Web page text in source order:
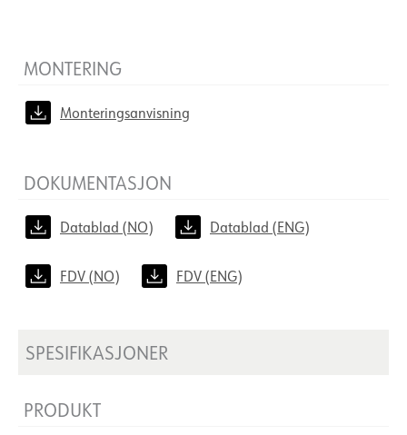
MONTERING
Monteringsanvisning
DOKUMENTASJON
Datablad (NO) Datablad (ENG)
FDV (NO) FDV (ENG)
SPESIFIKASJONER
PRODUKT